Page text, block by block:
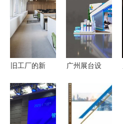
划行业服务
指南
3000万元
旧工厂的新
遗产蝶变为
家庭式办公
广州展台设
谷德展览以
7年专业技